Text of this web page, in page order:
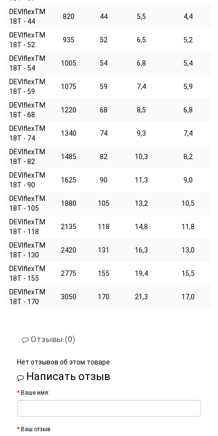
DEVIflexTM
18T - 44
820 44 5,5 4,4
DEVIflexTM
18T - 52
935 52 6,5 5,2
DEVIflexTM
18T - 54
1005 54 6,8 5,4
DEVIflexTM
18T - 59
1075 59 7,4 5,9
DEVIflexTM
18T - 68
1220 68 8,5 6,8
DEVIflexTM
18T - 74
1340 74 9,3 7,4
DEVIflexTM
18T - 82
1485 82 10,3 8,2
DEVIflexTM
18T - 90
1625 90 11,3 9,0
DEVIflexTM
18T - 105
1880 105 13,2 10,5
DEVIflexTM
18T - 118
2135 118 14,8 11,8
DEVIflexTM
18T - 130
2420 131 16,3 13,0
DEVIflexTM
18T - 155
2775 155 19,4 15,5
DEVIflexTM
18T - 170
3050 170 21,3 17,0
Отзывы (0)
Нет отзывов об этом товаре.
Написать отзыв
Ваше имя:
Ваш отзыв